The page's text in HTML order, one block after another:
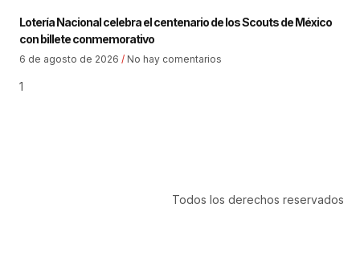
Lotería Nacional celebra el centenario de los Scouts de México
con billete conmemorativo
6 de agosto de 2026 No hay comentarios
Todos los derechos reservados